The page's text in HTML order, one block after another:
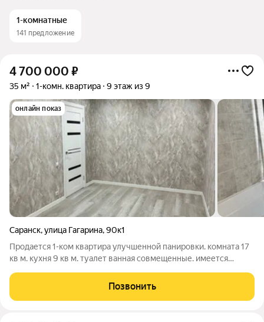
1-комнатные
141 предложение
4 700 000 ₽
35 м² 1-комн. квартира 9 этаж из 9
онлайн показ
Саранск,улица Гагарина,90к1
Продается 1-ком квартира улучшенной панировки. комната 17
кв м. кухня 9 кв м. туалет ванная совмещенные. имеется
плитка, новая сантехника. кухня и коридор: на полу плитка,
обои, натяжной
Позвонить